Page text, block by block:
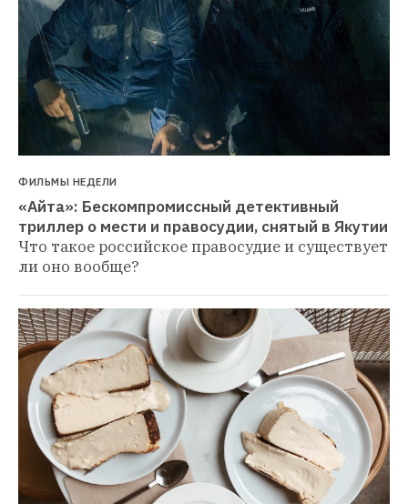
ФИЛЬМЫ НЕДЕЛИ
«Айта»: Бескомпромиссный детективный
триллер о мести и правосудии, снятый в Якутии
Что такое российское правосудие и существует
ли оно вообще?